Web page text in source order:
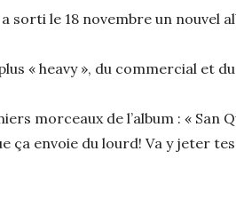
le 18 novembre un nouvel
« heavy », du commercial et
morceaux de l’album : « San
ça envoie du lourd! Va y jeter